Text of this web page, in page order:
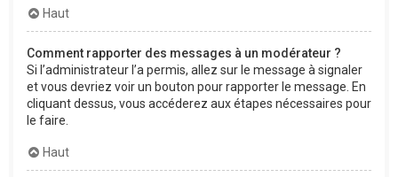
Haut
Comment rapporter des messages à un modérateur ?
Si l’administrateur l’a permis, allez sur le message à signaler
et vous devriez voir un bouton pour rapporter le message. En
cliquant dessus, vous accéderez aux étapes nécessaires pour
le faire.
Haut